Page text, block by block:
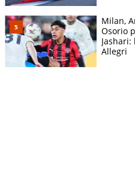
Milan,
Osorio
Allegri